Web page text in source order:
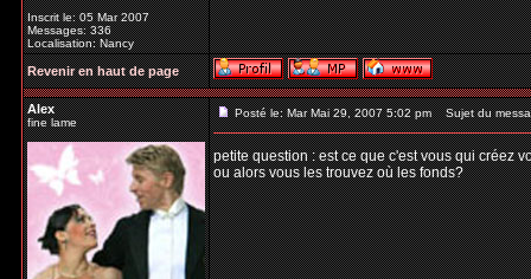
Inscrit le: 05 Mar 2007
Messages: 336
Localisation: Nancy
Revenir en haut de page
Alex
fine lame
Posté le: Mar Mai 29, 2007 5:02 pm Sujet du
petite question : est ce que c'est vous qui créez
ou alors vous les trouvez où les fonds?